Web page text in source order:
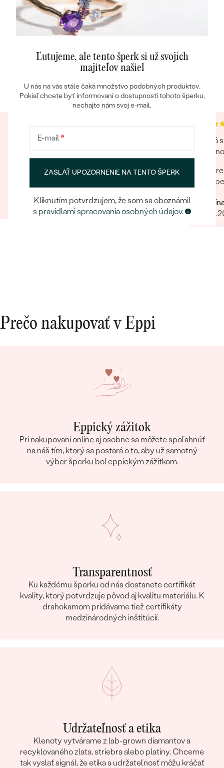
FARBA:
H-I
PÔVOD:
Heuréka recenzie
4.9
Google recenzie
4.9
Perfektné. Z obchodu si pár šperkov objednala
moja sestra, všetky sa mi páčili, v ponuke som si
velmi originálne (prívesok Ceskoslovensko) a
komunikácia a doručenie tovaru na 1 s ⭐️.
Obchod a tovar odporúčam, kto hladá šperk,
urcite si nájde to svoje.
12.07.2023
Zobraziť celú recenziu
Veľká
Prečo nakupovať v Eppi
Eppický zážitok
Pri nakupovaní online aj osobne sa môžete spoľahnúť
na náš tím, ktorý sa postará o to, aby už samotný
výber šperku bol eppickým zážitkom.
Transparentnosť
Ku každému šperku od nás dostanete certifikát
kvality, ktorý potvrdzuje pôvod aj kvalitu materiálu. K
drahokamom pridávame tiež certifikáty
medzinárodných inštitúcií.
Udržateľnosť a etika
Klenoty vytvárame z lab-grown diamantov a
recyklovaného zlata, striebra alebo platiny. Chceme
tak vyslať signál, že etika a udržateľnosť môžu kráčať
Ľutujeme, ale tento šperk si už svojích
majiteľov našiel
U nás na vás stále čaká množstvo podobných produktov.
Pokiaľ chcete byť informovaní o dostupnosti tohoto šperku,
nechajte nám svoj e-mail.
E-mail*
ZASLAŤ UPOZORNENIE NA TENTO ŠPERK
Kliknutím potvrdzujem, že som sa oboznámil
s pravidlami spracovania osobných údajov.